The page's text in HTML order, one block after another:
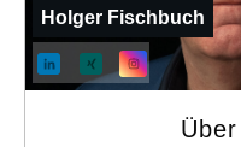
Holger Fischbuch